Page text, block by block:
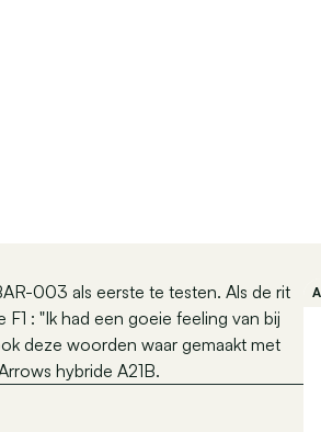
003 als eerste te testen. Als de rit
: "Ik had een goeie feeling van bij
deze woorden waar gemaakt met
hybride A21B.